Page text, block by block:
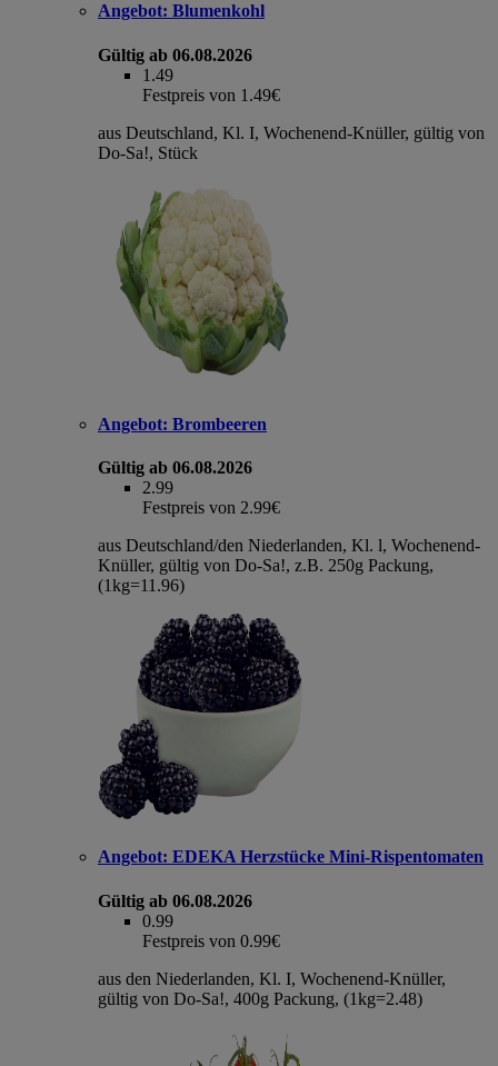
Angebot: Blumenkohl
Gültig ab 06.08.2026
1.49
Festpreis von 1.49€
aus Deutschland, Kl. I, Wochenend-Knüller, gültig von
Do-Sa!, Stück
Angebot: Brombeeren
Gültig ab 06.08.2026
2.99
Festpreis von 2.99€
aus Deutschland/den Niederlanden, Kl. l, Wochenend-
Knüller, gültig von Do-Sa!, z.B. 250g Packung,
(1kg=11.96)
Angebot: EDEKA Herzstücke Mini-Rispentomaten
Gültig ab 06.08.2026
0.99
Festpreis von 0.99€
aus den Niederlanden, Kl. I, Wochenend-Knüller,
gültig von Do-Sa!, 400g Packung, (1kg=2.48)